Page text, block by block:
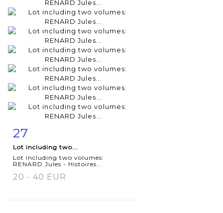
Item detail
27
Lot including two...
Lot including two volumes:
RENARD Jules - Histoires...
20 - 40 EUR